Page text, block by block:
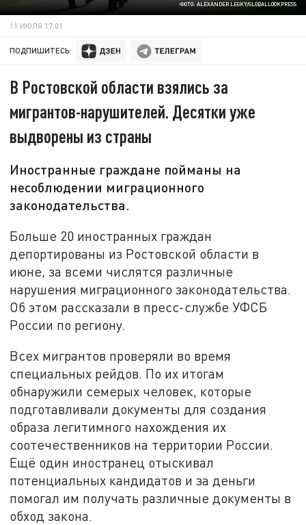
ФОТО: ALEXANDER LEGKY/GLOBALLOOKPRESS
11 ИЮЛЯ 17:01
ПОДПИШИТЕСЬ:
В Ростовской области взялись за
мигрантов-нарушителей. Десятки уже
выдворены из страны
Иностранные граждане пойманы на
несоблюдении миграционного
законодательства.
Больше 20 иностранных граждан
депортированы из Ростовской области в
июне, за всеми числятся различные
нарушения миграционного законодательства.
Об этом рассказали в пресс-службе УФСБ
России по региону.
Всех мигрантов проверяли во время
специальных рейдов. По их итогам
обнаружили семерых человек, которые
подготавливали документы для создания
образа легитимного нахождения их
соотечественников на территории России.
Ещё один иностранец отыскивал
потенциальных кандидатов и за деньги
помогал им получать различные документы в
обход закона.